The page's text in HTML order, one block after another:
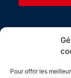
Pour offrir les